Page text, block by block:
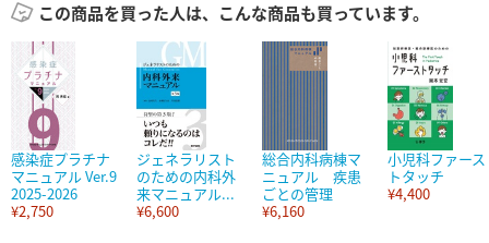
この商品を買った人は、こんな商品も買っています。
感染症プラチナ
マニュアル Ver.9
2025-2026
¥2,750
ジェネラリスト
のための内科外
来マニュアル...
¥6,600
総合内科病棟マ
ニュアル 疾患
ごとの管理
¥6,160
小児科ファース
トタッチ
¥4,400